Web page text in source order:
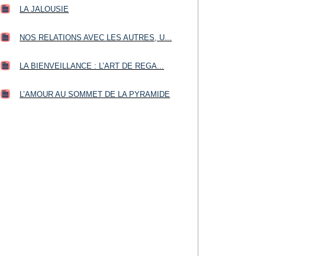
LA JALOUSIE
NOS RELATIONS AVEC LES AUTRES, U...
LA BIENVEILLANCE : L’ART DE REGA...
L’AMOUR AU SOMMET DE LA PYRAMIDE